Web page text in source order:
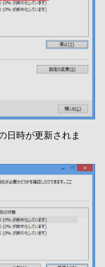
日時が更新されま